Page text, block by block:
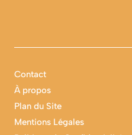
Contact
À propos
Plan du Site
Mentions Légales